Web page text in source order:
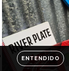
ENTENDIDO